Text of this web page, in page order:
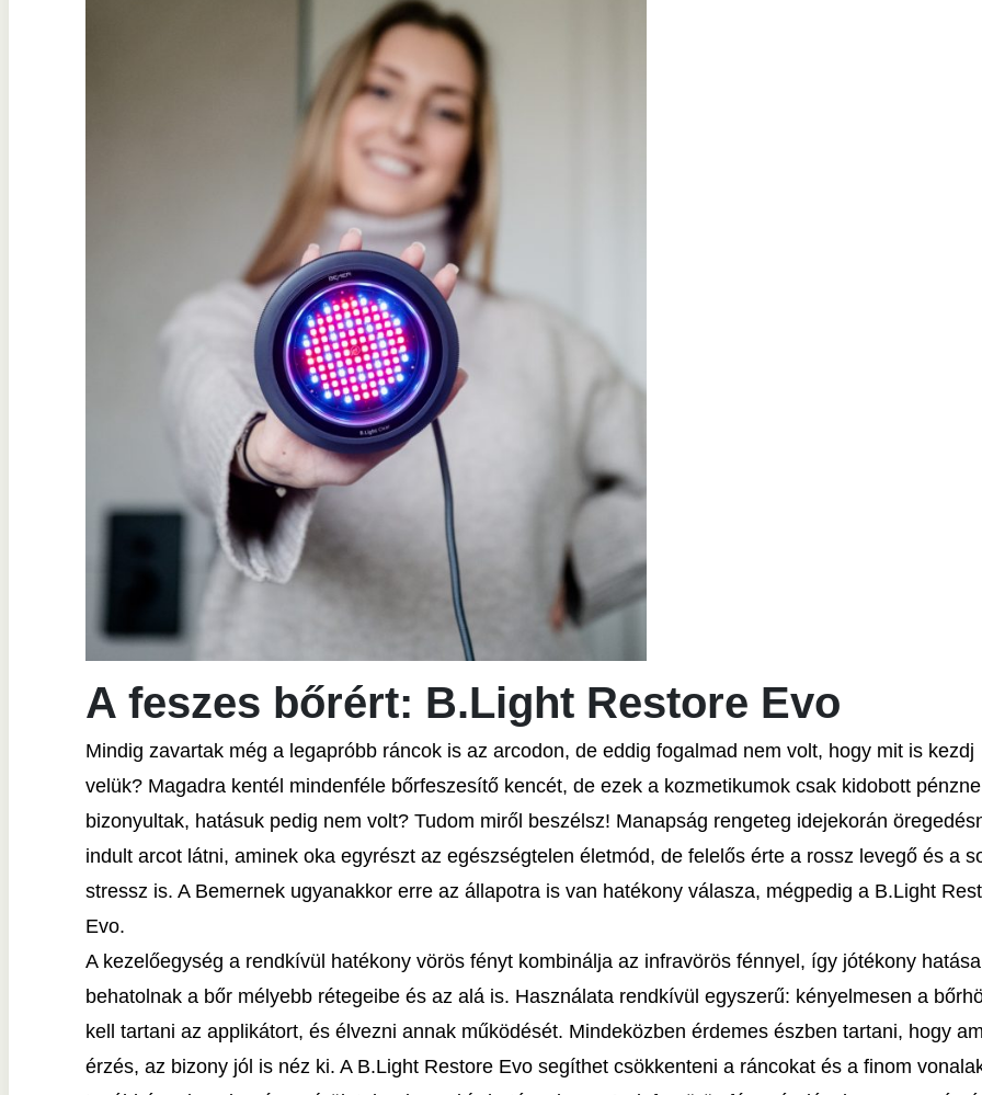
A feszes bőrért: B.Light Restore Evo
Mindig zavartak még a legapróbb ráncok is az arcodon, de eddig fogalmad nem volt, hogy mit is kezdj
velük? Magadra kentél mindenféle bőrfeszesítő kencét, de ezek a kozmetikumok csak kidobott
bizonyultak, hatásuk pedig nem volt? Tudom miről beszélsz! Manapság rengeteg idejekorán
indult arcot látni, aminek oka egyrészt az egészségtelen életmód, de felelős érte a rossz levegő és a
stressz is. A Bemernek ugyanakkor erre az állapotra is van hatékony válasza, mégpedig a B.Light
Evo.
A kezelőegység a rendkívül hatékony vörös fényt kombinálja az infravörös fénnyel, így jótékony
behatolnak a bőr mélyebb rétegeibe és az alá is. Használata rendkívül egyszerű: kényelmesen a
kell tartani az applikátort, és élvezni annak működését. Mindeközben érdemes észben tartani, hogy
érzés, az bizony jól is néz ki. A B.Light Restore Evo segíthet csökkenteni a ráncokat és a finom